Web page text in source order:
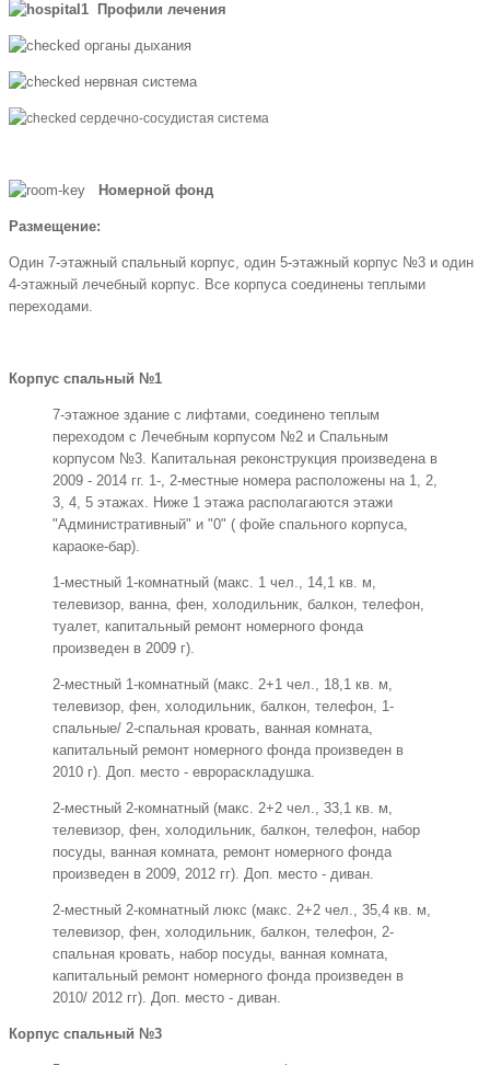
Профили лечения
органы дыхания
нервная система
сердечно-сосудистая система
Номерной фонд
Размещение:
Один 7-этажный спальный корпус, один 5-этажный корпус №3 и один
4-этажный лечебный корпус. Все корпуса соединены теплыми
переходами.
Корпус спальный №1
7-этажное здание с лифтами, соединено теплым
переходом с Лечебным корпусом №2 и Спальным
корпусом №3. Капитальная реконструкция произведена в
2009 - 2014 гг. 1-, 2-местные номера расположены на 1, 2,
3, 4, 5 этажах. Ниже 1 этажа располагаются этажи
"Административный" и "0" ( фойе спального корпуса,
караоке-бар).
1-местный 1-комнатный (макс. 1 чел., 14,1 кв. м,
телевизор, ванна, фен, холодильник, балкон, телефон,
туалет, капитальный ремонт номерного фонда
произведен в 2009 г).
2-местный 1-комнатный (макс. 2+1 чел., 18,1 кв. м,
телевизор, фен, холодильник, балкон, телефон, 1-
спальные/ 2-спальная кровать, ванная комната,
капитальный ремонт номерного фонда произведен в
2010 г). Доп. место - еврораскладушка.
2-местный 2-комнатный (макс. 2+2 чел., 33,1 кв. м,
телевизор, фен, холодильник, балкон, телефон, набор
посуды, ванная комната, ремонт номерного фонда
произведен в 2009, 2012 гг). Доп. место - диван.
2-местный 2-комнатный люкс (макс. 2+2 чел., 35,4 кв. м,
телевизор, фен, холодильник, балкон, телефон, 2-
спальная кровать, набор посуды, ванная комната,
капитальный ремонт номерного фонда произведен в
2010/ 2012 гг). Доп. место - диван.
Корпус спальный №3